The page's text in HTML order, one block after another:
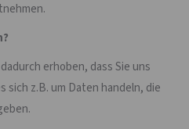
erhoben, dass Sie uns
sich z.B. um Daten handeln, die